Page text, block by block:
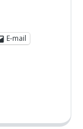
E-mail